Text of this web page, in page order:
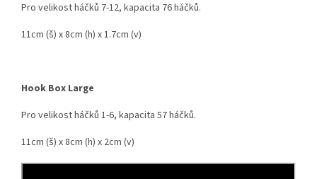
Pro velikost háčků 7-12, kapacita 76 háčků.
11cm (š) x 8cm (h) x 1.7cm (v)
Hook Box Large
Pro velikost háčků 1-6, kapacita 57 háčků.
11cm (š) x 8cm (h) x 2cm (v)